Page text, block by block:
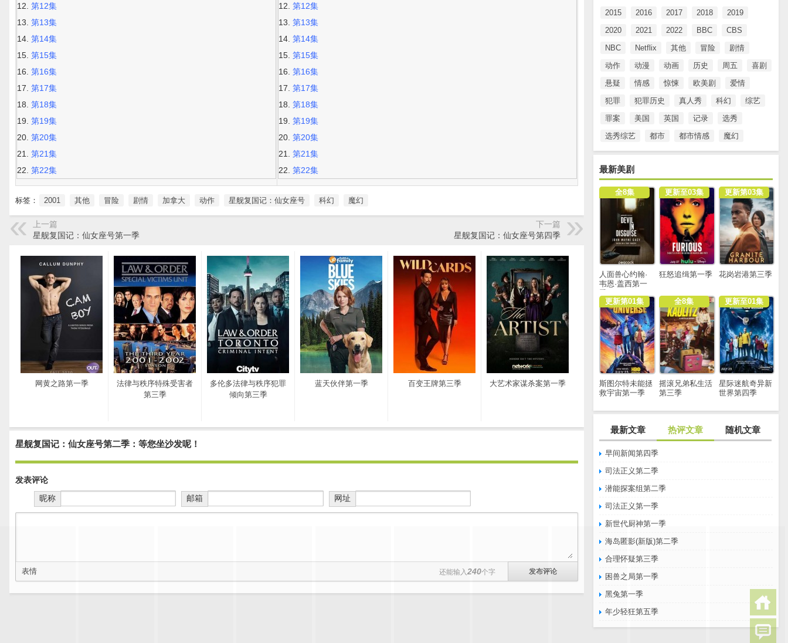
2015 2016 2017 2018
2019
2020
2021 2022 BBC
CBS
NBC
Netflix 其他 冒险
剧情
动作
动漫 动画 历史 周五
喜剧
悬疑
情感 惊悚 欧美剧
爱情
犯罪
犯罪历史 真人秀 科幻
综艺
罪案
美国 英国 记录
选秀
选秀综艺
都市 都市情感 魔幻
最新美剧
全8集
人面兽心约翰·
韦恩·盖西第一
季
更新至03集
狂怒追缉第一季
更新第03集
花岗岩港第三季
更新第01集
斯图尔特未能拯
救宇宙第一季
全8集
摇滚兄弟私生活
第三季
更新至01集
星际迷航奇异新
世界第四季
最新文章 热评文章 随机文章
早间新闻第四季
司法正义第二季
潜能探案组第二季
司法正义第一季
新世代厨神第一季
海岛匿影(新版)第二季
合理怀疑第三季
困兽之局第一季
黑兔第一季
年少轻狂第五季
第12集
第13集
第14集
第15集
第16集
第17集
第18集
第19集
第20集
第21集
第22集
第12集
第13集
第14集
第15集
第16集
第17集
第18集
第19集
第20集
第21集
第22集
标签： 2001 其他 冒险 剧情 加拿大 动作 星舰复国记：仙女座号 科幻 魔幻
上一篇
星舰复国记：仙女座号第一季
下一篇
星舰复国记：仙女座号第四季
网黄之路第一季
法律与秩序特殊受害者
第三季
多伦多法律与秩序犯罪
倾向第三季
蓝天伙伴第一季 百变王牌第三季 大艺术家谋杀案第一季
星舰复国记：仙女座号第二季：等您坐沙发呢！
发表评论
昵称
邮箱 网址
表情 还能输入240个字